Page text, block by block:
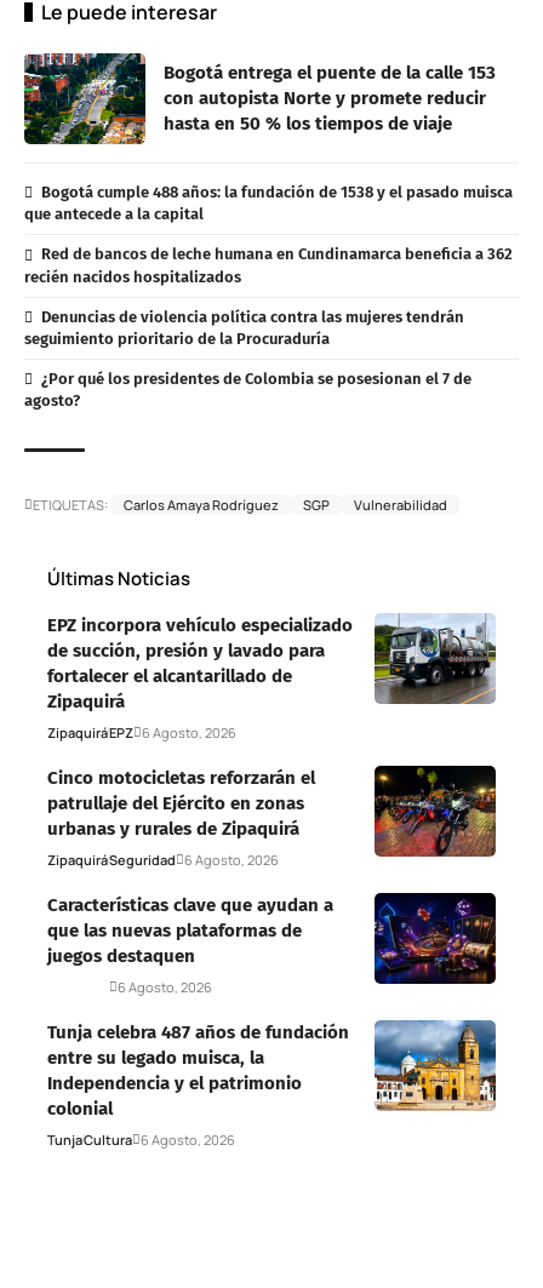
Le puede interesar
Bogotá entrega el puente de la calle 153
con autopista Norte y promete reducir
hasta en 50 % los tiempos de viaje
Bogotá cumple 488 años: la fundación de 1538 y el pasado muisca
que antecede a la capital
Red de bancos de leche humana en Cundinamarca beneficia a 362
recién nacidos hospitalizados
Denuncias de violencia política contra las mujeres tendrán
seguimiento prioritario de la Procuraduría
¿Por qué los presidentes de Colombia se posesionan el 7 de
agosto?
ETIQUETAS: Carlos Amaya Rodríguez SGP Vulnerabilidad
Últimas Noticias
EPZ incorpora vehículo especializado
de succión, presión y lavado para
fortalecer el alcantarillado de
Zipaquirá
ZipaquiráEPZ 6 Agosto, 2026
Cinco motocicletas reforzarán el
patrullaje del Ejército en zonas
urbanas y rurales de Zipaquirá
ZipaquiráSeguridad 6 Agosto, 2026
Características clave que ayudan a
que las nuevas plataformas de
juegos destaquen
6 Agosto, 2026
Tunja celebra 487 años de fundación
entre su legado muisca, la
Independencia y el patrimonio
colonial
TunjaCultura 6 Agosto, 2026